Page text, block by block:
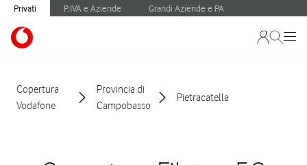
Privati P.IVA e Aziende Grandi Aziende e PA
Copertura
Vodafone
Provincia di
Campobasso
Pietracatella